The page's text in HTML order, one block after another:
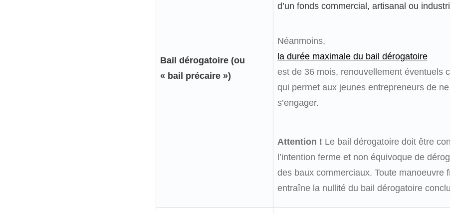
Bail dérogatoire (ou
« bail précaire »)
d’un fonds commercial, artisanal ou
Néanmoins,
la durée maximale du bail dérogatoire
est de 36 mois, renouvellement éventuels
qui permet aux jeunes entrepreneurs de
s’engager.
Attention ! Le bail dérogatoire doit être
l’intention ferme et non équivoque de
des baux commerciaux. Toute manoeuvre
entraîne la nullité du bail dérogatoire